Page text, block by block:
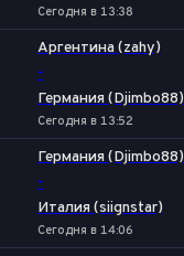
Сегодня в 13:38
Аргентина (zahy)
-
Германия (Djimbo88)
Сегодня в 13:52
Германия (Djimbo88)
-
Италия (siignstar)
Сегодня в 14:06